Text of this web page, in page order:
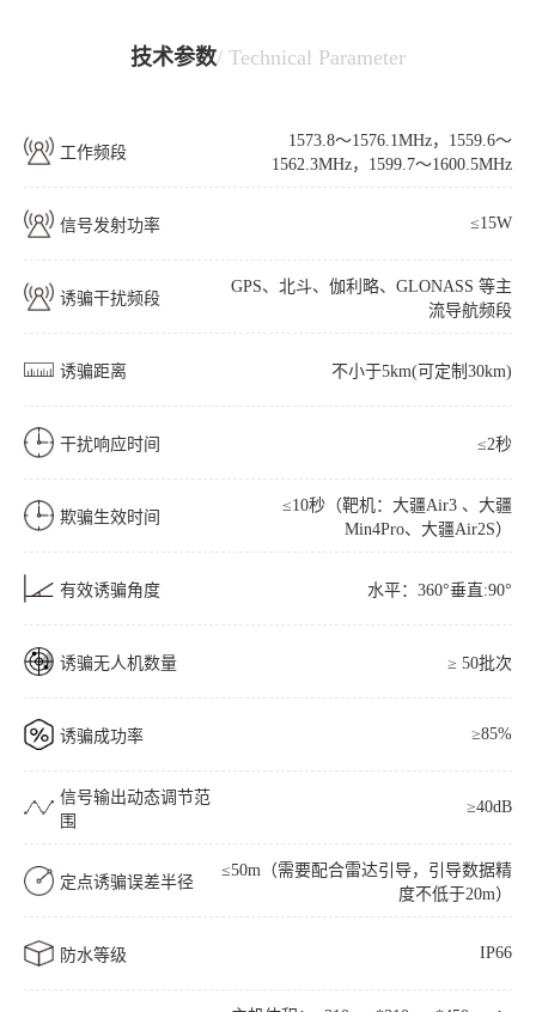
技术参数/ Technical Parameter
工作频段
1573.8～1576.1MHz，1559.6～
1562.3MHz，1599.7～1600.5MHz
信号发射功率 ≤15W
诱骗干扰频段
GPS、北斗、伽利略、GLONASS 等主
流导航频段
诱骗距离 不小于5km(可定制30km)
干扰响应时间 ≤2秒
欺骗生效时间
≤10秒（靶机：大疆Air3 、大疆
Min4Pro、大疆Air2S）
有效诱骗角度 水平：360°垂直:90°
诱骗无人机数量 ≥ 50批次
诱骗成功率 ≥85%
信号输出动态调节范
围
≥40dB
定点诱骗误差半径
≤50m（需要配合雷达引导，引导数据精
度不低于20m）
防水等级 IP66